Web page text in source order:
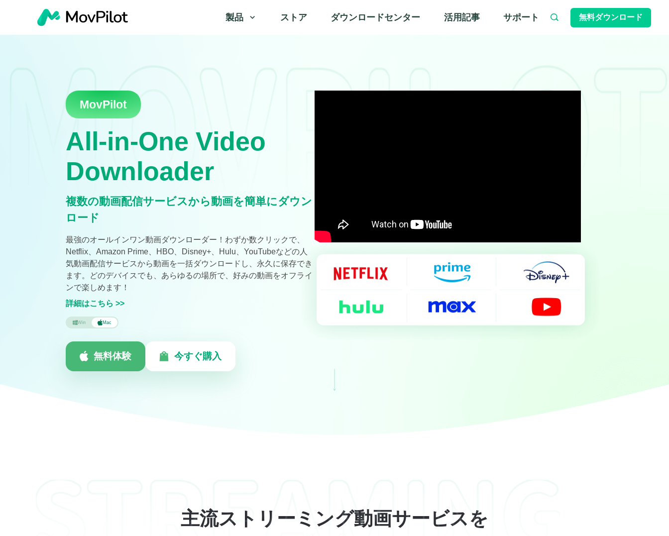
製品 ストア ダウンロードセンター 活用記事 サポート 無料ダウンロード
MovPilot
All-in-One Video
Downloader
複数の動画配信サービスから動画を簡単にダウン
ロード
最強のオールインワン動画ダウンローダー！わずか数クリックで、
Netflix、Amazon Prime、HBO、Disney+、Hulu、YouTubeなどの人
気動画配信サービスから動画を一括ダウンロードし、永久に保存でき
ます。どのデバイスでも、あらゆるの場所で、好みの動画をオフライ
ンで楽しめます！
詳細はこちら >>
Win Mac
無料体験 今すぐ購入
主流ストリーミング動画サービスを